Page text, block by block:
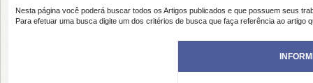
Nesta página você poderá buscar todos os Artigos publicados e que possuem seus
Para efetuar uma busca digite um dos critérios de busca que faça referência ao artigo